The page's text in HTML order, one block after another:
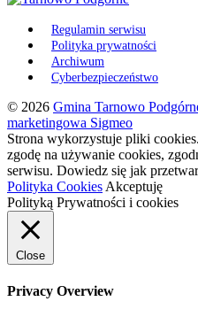
Regulamin serwisu
Polityka prywatności
Archiwum
Cyberbezpieczeństwo
© 2026 Gmina Tarnowo
marketingowa Sigmeo
Strona wykorzystuje pliki
zgodę na używanie cookies,
serwisu. Dowiedz się jak
Polityka Cookies Akceptuję
Polityką Prywatności i cookies
Close
Privacy Overview